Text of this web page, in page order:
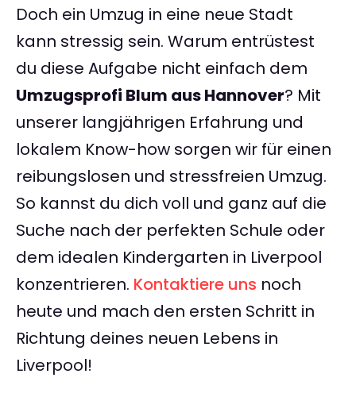
Doch ein Umzug in eine neue Stadt
kann stressig sein. Warum entrüstest
du diese Aufgabe nicht einfach dem
Umzugsprofi Blum aus Hannover? Mit
unserer langjährigen Erfahrung und
lokalem Know-how sorgen wir für einen
reibungslosen und stressfreien Umzug.
So kannst du dich voll und ganz auf die
Suche nach der perfekten Schule oder
dem idealen Kindergarten in Liverpool
konzentrieren. Kontaktiere uns noch
heute und mach den ersten Schritt in
Richtung deines neuen Lebens in
Liverpool!